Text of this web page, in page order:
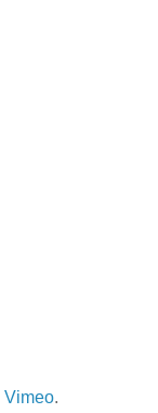
Vimeo.